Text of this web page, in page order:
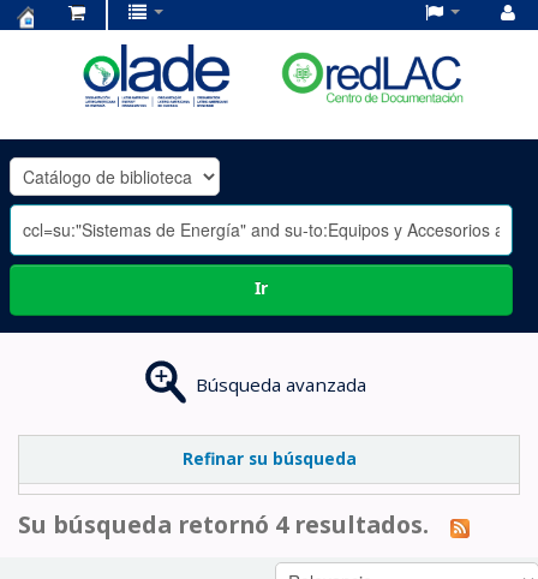
OLADE
-
Ir
Búsqueda avanzada
Refinar su búsqueda
Su búsqueda retornó 4 resultados.